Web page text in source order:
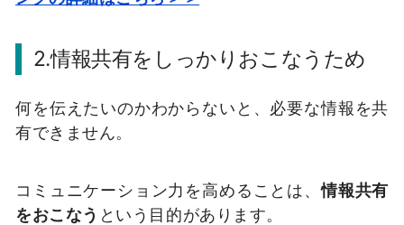
2.情報共有をしっかりおこなうため
何を伝えたいのかわからないと、必要な情報を共
有できません。
コミュニケーション力を高めることは、情報共有
をおこなう という目的があります。